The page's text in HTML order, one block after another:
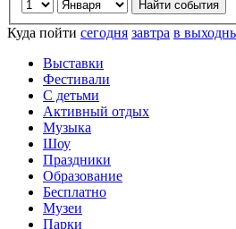
Куда пойти сегодня завтра в
Выставки
Фестивали
С детьми
Активный отдых
Музыка
Шоу
Праздники
Образование
Бесплатно
Музеи
Парки